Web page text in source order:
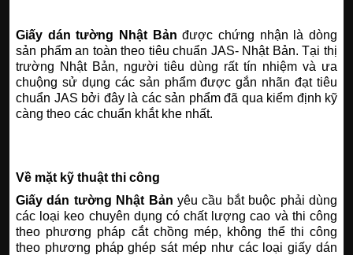
Giấy dán tường Nhật Bản được chứng nhận là dòng
sản phẩm an toàn theo tiêu chuẩn JAS- Nhật Bản. Tại thị
trường Nhật Bản, người tiêu dùng rất tín nhiệm và ưa
chuộng sử dụng các sản phẩm được gắn nhãn đạt tiêu
chuẩn JAS bởi đây là các sản phẩm đã qua kiểm định kỹ
càng theo các chuẩn khắt khe nhất.
Về mặt kỹ thuật thi công
Giấy dán tường Nhật Bản yêu cầu bắt buộc phải dùng
các loại keo chuyên dụng có chất lượng cao và thi công
theo phương pháp cắt chồng mép, không thể thi công
theo phương pháp ghép sát mép như các loại giấy dán